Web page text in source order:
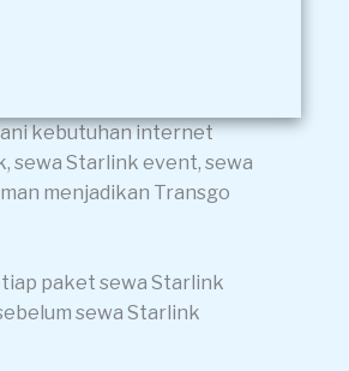
kebutuhan internet
sewa Starlink event, sewa
menjadikan Transgo
paket sewa Starlink
sewa Starlink